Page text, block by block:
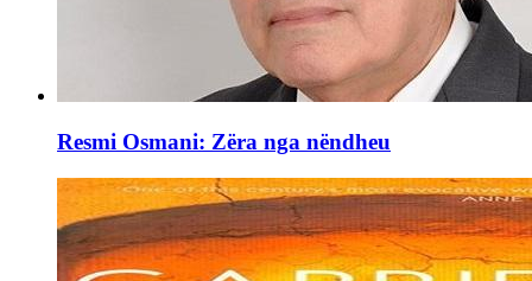
Resmi Osmani: Zëra nga nëndheu